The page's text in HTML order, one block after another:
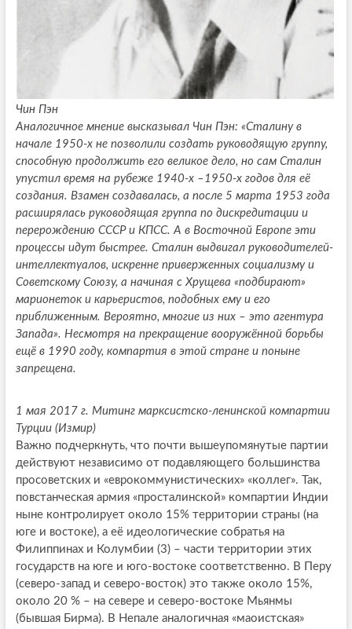
Чин Пэн
Аналогичное мнение высказывал Чин Пэн: «Сталину в
начале 1950-х не позволили создать руководящую группу,
способную продолжить его великое дело, но сам Сталин
упустил время на рубеже 1940-х –1950-х годов для её
создания. Взамен создавалась, а после 5 марта 1953 года
расширялась руководящая группа по дискредитации и
перерождению СССР и КПСС. А в Восточной Европе эти
процессы идут быстрее. Сталин выдвигал руководителей-
интеллектуалов, искренне приверженных социализму и
Советскому Союзу, а начиная с Хрущева «подбирают»
марионеток и карьеристов, подобных ему и его
приближенным. Вероятно, многие из них – это агентура
Запада». Несмотря на прекращение вооружённой борьбы
ещё в 1990 году, компартия в этой стране и поныне
запрещена.
1 мая 2017 г. Митинг марксистско-ленинской компартии
Турции (Измир)
Важно подчеркнуть, что почти вышеупомянутые партии
действуют независимо от подавляющего большинства
просоветских и «еврокоммунистических» «коллег». Так,
повстанческая армия «просталинской» компартии Индии
ныне контролирует около 15% территории страны (на
юге и востоке), а её идеологические собратья на
Филиппинах и Колумбии (3) – части территории этих
государств на юге и юго-востоке соответственно. В Перу
(северо-запад и северо-восток) это также около 15%,
около 20 % – на севере и северо-востоке Мьянмы
(бывшая Бирма). В Непале аналогичная «маоистская»